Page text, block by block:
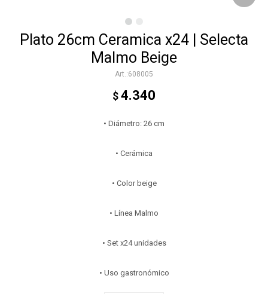
Plato 26cm Ceramica x24 | Selecta
Malmo Beige
608005
$ 4.340
• Diámetro: 26 cm
• Cerámica
• Color beige
• Línea Malmo
• Set x24 unidades
• Uso gastronómico